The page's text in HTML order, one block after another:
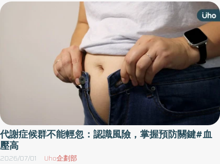
代謝症候群不能輕忽：認識風險，掌握預防關鍵#血
壓高
2026/07/01 Uho企劃部